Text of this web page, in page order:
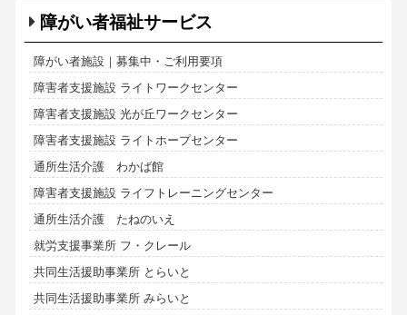
障がい者福祉サービス
障がい者施設｜募集中・ご利用要項
障害者支援施設 ライトワークセンター
障害者支援施設 光が丘ワークセンター
障害者支援施設 ライトホープセンター
通所生活介護 わかば館
障害者支援施設 ライフトレーニングセンター
通所生活介護 たねのいえ
就労支援事業所 フ・クレール
共同生活援助事業所 とらいと
共同生活援助事業所 みらいと